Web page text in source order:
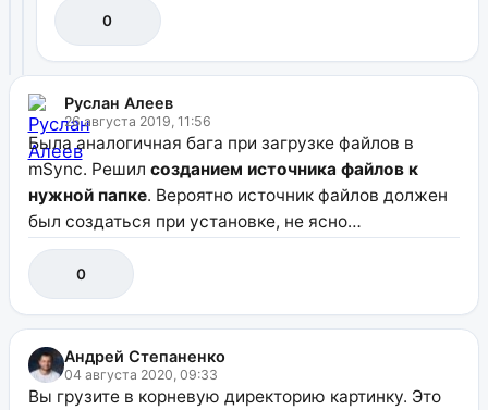
0
Руслан Алеев
26 августа 2019, 11:56
Была аналогичная бага при загрузке файлов в
mSync. Решил созданием источника файлов к
нужной папке. Вероятно источник файлов должен
был создаться при установке, не ясно…
0
Андрей Степаненко
04 августа 2020, 09:33
Вы грузите в корневую директорию картинку. Это